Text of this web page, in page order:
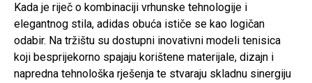
Kada je riječ o kombinaciji vrhunske tehnologije i
elegantnog stila, adidas obuća ističe se kao logičan
odabir. Na tržištu su dostupni inovativni modeli tenisica
koji besprijekorno spajaju korištene materijale, dizajn i
napredna tehnološka rješenja te stvaraju skladnu sinergiju